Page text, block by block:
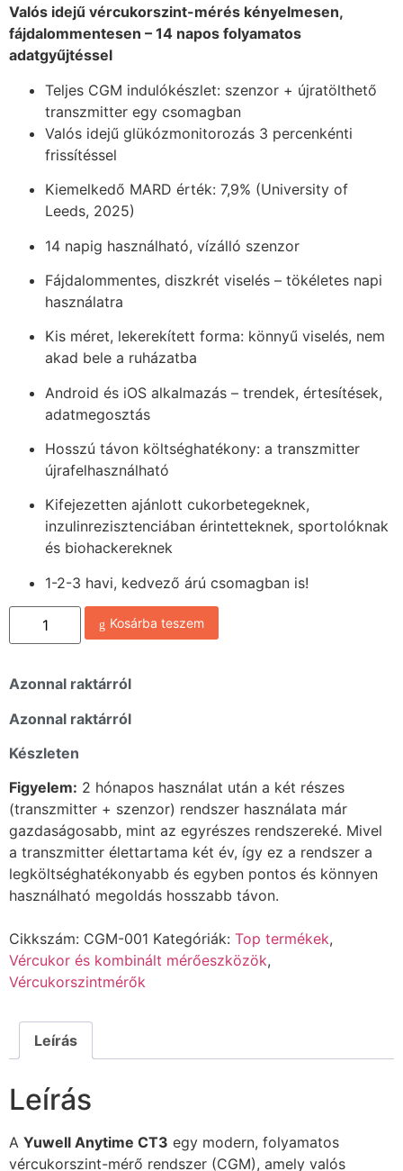
Valós idejű vércukorszint-mérés kényelmesen,
fájdalommentesen – 14 napos folyamatos
adatgyűjtéssel
Teljes CGM indulókészlet: szenzor + újratölthető
transzmitter egy csomagban
Valós idejű glükózmonitorozás 3 percenkénti
frissítéssel
Kiemelkedő MARD érték: 7,9% (University of
Leeds, 2025)
14 napig használható, vízálló szenzor
Fájdalommentes, diszkrét viselés – tökéletes napi
használatra
Kis méret, lekerekített forma: könnyű viselés, nem
akad bele a ruházatba
Android és iOS alkalmazás – trendek, értesítések,
adatmegosztás
Hosszú távon költséghatékony: a transzmitter
újrafelhasználható
Kifejezetten ajánlott cukorbetegeknek,
inzulinrezisztenciában érintetteknek, sportolóknak
és biohackereknek
1-2-3 havi, kedvező árú csomagban is!
Kosárba teszem
Azonnal raktárról
Azonnal raktárról
Készleten
Figyelem: 2 hónapos használat után a két részes
(transzmitter + szenzor) rendszer használata már
gazdaságosabb, mint az egyrészes rendszereké. Mivel
a transzmitter élettartama két év, így ez a rendszer a
legköltséghatékonyabb és egyben pontos és könnyen
használható megoldás hosszabb távon.
Cikkszám: CGM-001 Kategóriák: Top termékek,
Vércukor és kombinált mérőeszközök,
Vércukorszintmérők
Leírás
Leírás
A Yuwell Anytime CT3 egy modern, folyamatos
vércukorszint-mérő rendszer (CGM), amely valós